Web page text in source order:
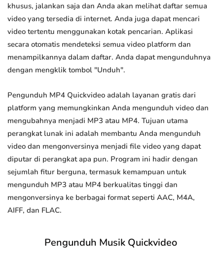
khusus, jalankan saja dan Anda akan melihat daftar semua
video yang tersedia di internet. Anda juga dapat mencari
video tertentu menggunakan kotak pencarian. Aplikasi
secara otomatis mendeteksi semua video platform dan
menampilkannya dalam daftar. Anda dapat mengunduhnya
dengan mengklik tombol "Unduh".
Pengunduh MP4 Quickvideo adalah layanan gratis dari
platform yang memungkinkan Anda mengunduh video dan
mengubahnya menjadi MP3 atau MP4. Tujuan utama
perangkat lunak ini adalah membantu Anda mengunduh
video dan mengonversinya menjadi file video yang dapat
diputar di perangkat apa pun. Program ini hadir dengan
sejumlah fitur berguna, termasuk kemampuan untuk
mengunduh MP3 atau MP4 berkualitas tinggi dan
mengonversinya ke berbagai format seperti AAC, M4A,
AIFF, dan FLAC.
Pengunduh Musik Quickvideo